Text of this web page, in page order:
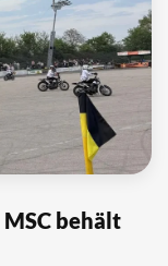
behält